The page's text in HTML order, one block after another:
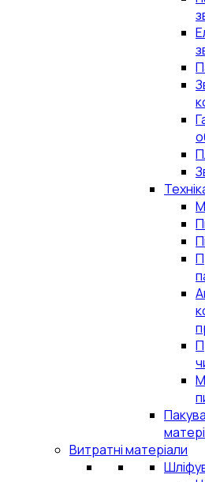
Витратні матеріали